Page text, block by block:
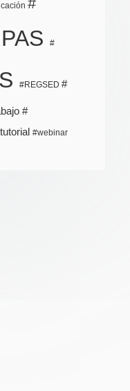
REGSED
webinar